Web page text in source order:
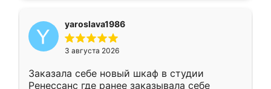
yaroslava1986
3 августа 2026
Заказала себе новый шкаф в студии
Ренессанс где ранее заказывала себе